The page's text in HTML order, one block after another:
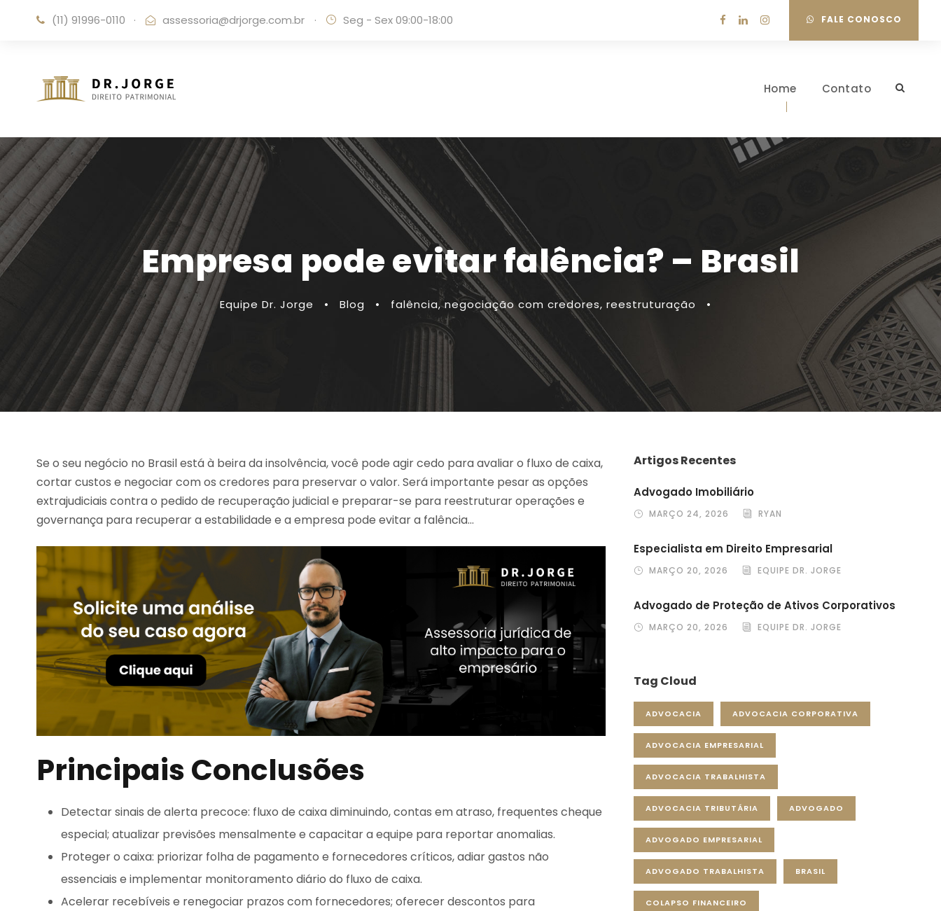
(11) 91996-0110 · assessoria@drjorge.com.br · Seg - Sex 09:00-18:00 FALE CONOSCO
Home Contato
Empresa pode evitar falência? – Brasil
Equipe Dr. Jorge • Blog • falência, negociação com credores, reestruturação •
Se o seu negócio no Brasil está à beira da insolvência, você pode agir cedo para avaliar o fluxo de caixa,
cortar custos e negociar com os credores para preservar o valor. Será importante pesar as opções
extrajudiciais contra o pedido de recuperação judicial e preparar-se para reestruturar operações e
governança para recuperar a estabilidade e a empresa pode evitar a falência…
Principais Conclusões
Detectar sinais de alerta precoce: fluxo de caixa diminuindo, contas em atraso, frequentes cheque
especial; atualizar previsões mensalmente e capacitar a equipe para reportar anomalias.
Proteger o caixa: priorizar folha de pagamento e fornecedores críticos, adiar gastos não
essenciais e implementar monitoramento diário do fluxo de caixa.
Acelerar recebíveis e renegociar prazos com fornecedores; oferecer descontos para
Artigos Recentes
Advogado Imobiliário
MARÇO 24, 2026 RYAN
Especialista em Direito Empresarial
MARÇO 20, 2026 EQUIPE DR. JORGE
Advogado de Proteção de Ativos Corporativos
MARÇO 20, 2026 EQUIPE DR. JORGE
Tag Cloud
ADVOCACIA ADVOCACIA CORPORATIVA
ADVOCACIA EMPRESARIAL
ADVOCACIA TRABALHISTA
ADVOCACIA TRIBUTÁRIA ADVOGADO
ADVOGADO EMPRESARIAL
ADVOGADO TRABALHISTA BRASIL
COLAPSO FINANCEIRO